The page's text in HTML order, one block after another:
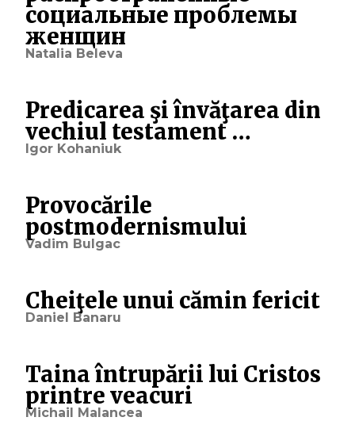
социальные проблемы
женщин
Natalia Beleva
Predicarea şi învăţarea din
vechiul testament …
Igor Kohaniuk
Provocările
postmodernismului
Vadim Bulgac
Cheiţele unui cămin fericit
Daniel Banaru
Taina întrupării lui Cristos
printre veacuri
Michail Malancea